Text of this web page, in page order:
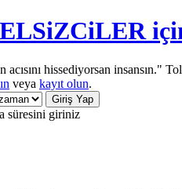
acısını hissediyorsan insansın."
veya kayıt olun.
süresini giriniz